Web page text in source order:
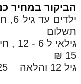
הביקור במחיר
תשלום
15 ₪
גיל 12 והלאה 25 ₪